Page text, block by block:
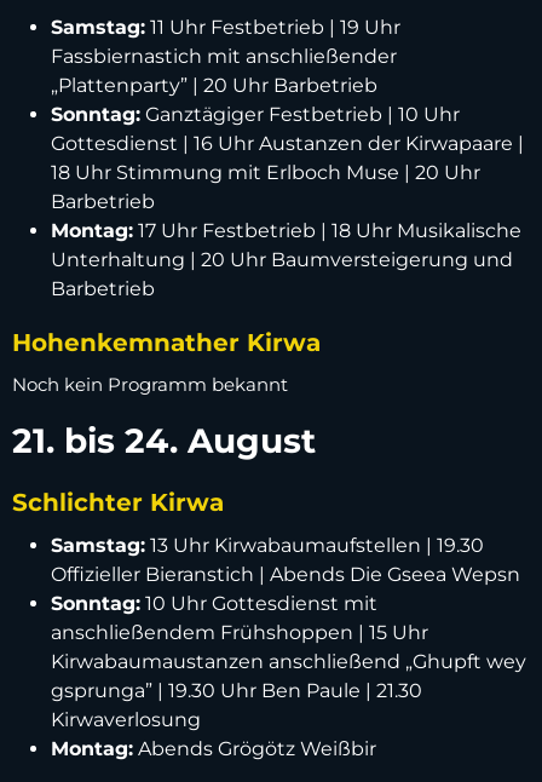
Samstag: 11 Uhr Festbetrieb | 19 Uhr
Fassbiernastich mit anschließender
„Plattenparty” | 20 Uhr Barbetrieb
Sonntag: Ganztägiger Festbetrieb | 10 Uhr
Gottesdienst | 16 Uhr Austanzen der Kirwapaare |
18 Uhr Stimmung mit Erlboch Muse | 20 Uhr
Barbetrieb
Montag: 17 Uhr Festbetrieb | 18 Uhr Musikalische
Unterhaltung | 20 Uhr Baumversteigerung und
Barbetrieb
Hohenkemnather Kirwa
Noch kein Programm bekannt
21. bis 24. August
Schlichter Kirwa
Samstag: 13 Uhr Kirwabaumaufstellen | 19.30
Offizieller Bieranstich | Abends Die Gseea Wepsn
Sonntag: 10 Uhr Gottesdienst mit
anschließendem Frühshoppen | 15 Uhr
Kirwabaumaustanzen anschließend „Ghupft wey
gsprunga” | 19.30 Uhr Ben Paule | 21.30
Kirwaverlosung
Montag: Abends Grögötz Weißbir